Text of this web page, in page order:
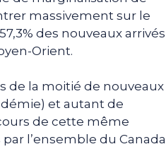
massivement sur le
des nouveaux arrivés
Orient.
de la moitié de nouveaux
et autant de
de cette même
l’ensemble du Canada